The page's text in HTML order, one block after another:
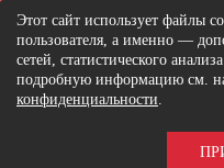
Дополнительно
Тел: +7 (495) 646-82-95
Вся информация и цены на
информационный характер и ни
Этот сайт использует файлы
пользователя, а именно —
сетей, статистического
подробную информацию см.
конфиденциальности.